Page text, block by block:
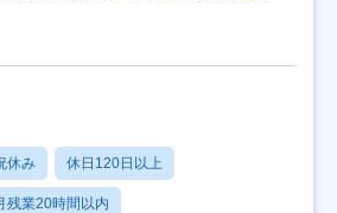
休み 休日120日以上
残業20時間以内